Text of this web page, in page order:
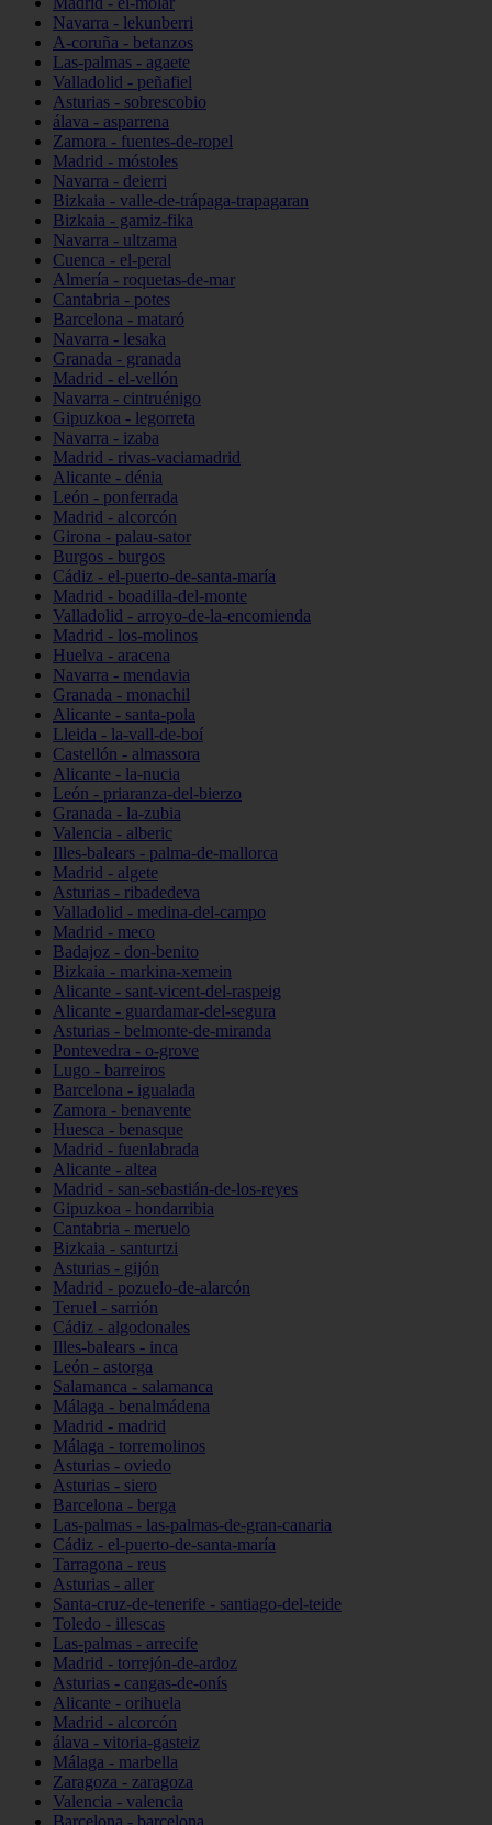
Navarra - lekunberri
A-coruña - betanzos
Las-palmas - agaete
Valladolid - peñafiel
Asturias - sobrescobio
álava - asparrena
Zamora - fuentes-de-ropel
Madrid - móstoles
Navarra - deierri
Bizkaia - valle-de-trápaga-trapagaran
Bizkaia - gamiz-fika
Navarra - ultzama
Cuenca - el-peral
Almería - roquetas-de-mar
Cantabria - potes
Barcelona - mataró
Navarra - lesaka
Granada - granada
Madrid - el-vellón
Navarra - cintruénigo
Gipuzkoa - legorreta
Navarra - izaba
Madrid - rivas-vaciamadrid
Alicante - dénia
León - ponferrada
Madrid - alcorcón
Girona - palau-sator
Burgos - burgos
Cádiz - el-puerto-de-santa-maría
Madrid - boadilla-del-monte
Valladolid - arroyo-de-la-encomienda
Madrid - los-molinos
Huelva - aracena
Navarra - mendavia
Granada - monachil
Alicante - santa-pola
Lleida - la-vall-de-boí
Castellón - almassora
Alicante - la-nucia
León - priaranza-del-bierzo
Granada - la-zubia
Valencia - alberic
Illes-balears - palma-de-mallorca
Madrid - algete
Asturias - ribadedeva
Valladolid - medina-del-campo
Madrid - meco
Badajoz - don-benito
Bizkaia - markina-xemein
Alicante - sant-vicent-del-raspeig
Alicante - guardamar-del-segura
Asturias - belmonte-de-miranda
Pontevedra - o-grove
Lugo - barreiros
Barcelona - igualada
Zamora - benavente
Huesca - benasque
Madrid - fuenlabrada
Alicante - altea
Madrid - san-sebastián-de-los-reyes
Gipuzkoa - hondarribia
Cantabria - meruelo
Bizkaia - santurtzi
Asturias - gijón
Madrid - pozuelo-de-alarcón
Teruel - sarrión
Cádiz - algodonales
Illes-balears - inca
León - astorga
Salamanca - salamanca
Málaga - benalmádena
Madrid - madrid
Málaga - torremolinos
Asturias - oviedo
Asturias - siero
Barcelona - berga
Las-palmas - las-palmas-de-gran-canaria
Cádiz - el-puerto-de-santa-maría
Tarragona - reus
Asturias - aller
Santa-cruz-de-tenerife - santiago-del-teide
Toledo - illescas
Las-palmas - arrecife
Madrid - torrejón-de-ardoz
Asturias - cangas-de-onís
Alicante - orihuela
Madrid - alcorcón
álava - vitoria-gasteiz
Málaga - marbella
Zaragoza - zaragoza
Valencia - valencia
Barcelona - barcelona